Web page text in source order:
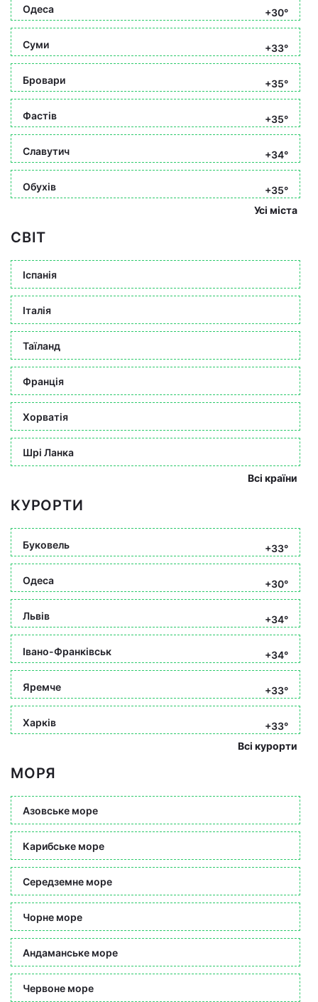
Одеса +30°
Суми +33°
Бровари +35°
Фастів +35°
Славутич +34°
Обухів
+35°
Усі міста
СВІТ
Іспанія
Італія
Таїланд
Франція
Хорватія
Шрі Ланка
Всі країни
КУРОРТИ
Буковель +33°
Одеса +30°
Львів +34°
Івано-Франківськ +34°
Яремче +33°
Харків
+33°
Всі курорти
МОРЯ
Азовське море
Карибське море
Середземне море
Чорне море
Андаманське море
Червоне море